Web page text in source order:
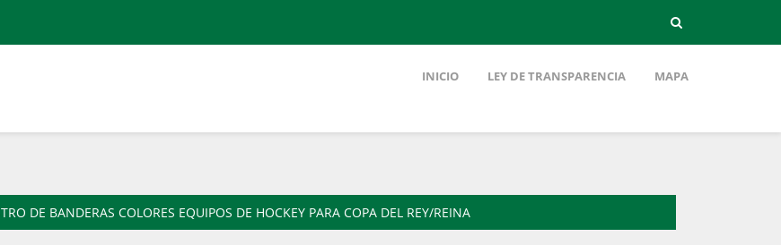
INICIO LEY DE TRANSPARENCIA MAPA
DE BANDERAS COLORES EQUIPOS DE HOCKEY PARA COPA DEL REY/REINA